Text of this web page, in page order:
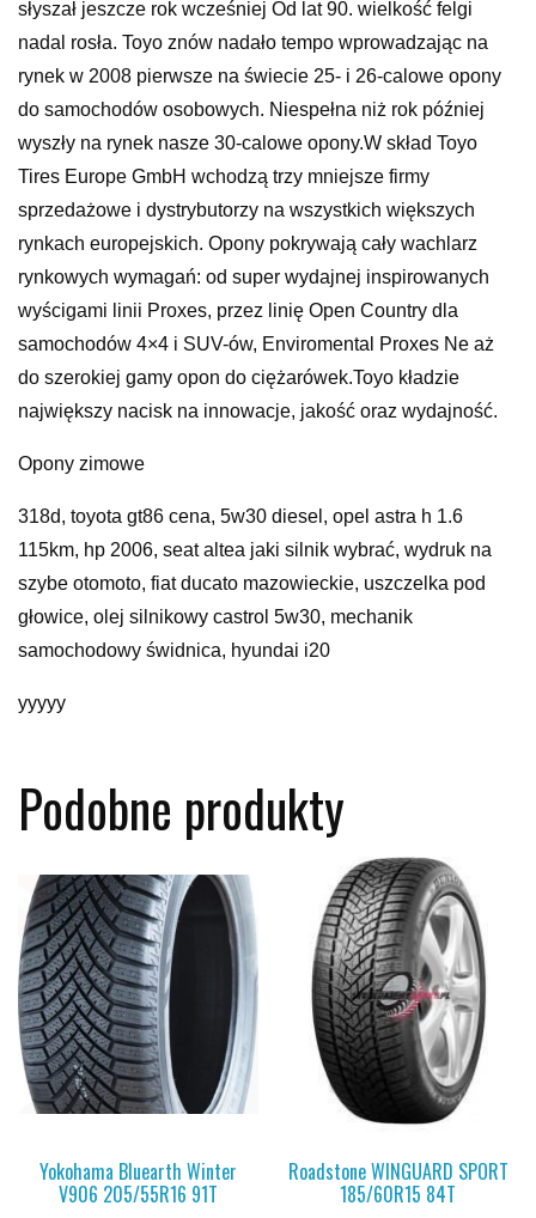
słyszał jeszcze rok wcześniej Od lat 90. wielkość felgi
nadal rosła. Toyo znów nadało tempo wprowadzając na
rynek w 2008 pierwsze na świecie 25- i 26-calowe opony
do samochodów osobowych. Niespełna niż rok później
wyszły na rynek nasze 30-calowe opony.W skład Toyo
Tires Europe GmbH wchodzą trzy mniejsze firmy
sprzedażowe i dystrybutorzy na wszystkich większych
rynkach europejskich. Opony pokrywają cały wachlarz
rynkowych wymagań: od super wydajnej inspirowanych
wyścigami linii Proxes, przez linię Open Country dla
samochodów 4×4 i SUV-ów, Enviromental Proxes Ne aż
do szerokiej gamy opon do ciężarówek.Toyo kładzie
największy nacisk na innowacje, jakość oraz wydajność.
Opony zimowe
318d, toyota gt86 cena, 5w30 diesel, opel astra h 1.6
115km, hp 2006, seat altea jaki silnik wybrać, wydruk na
szybe otomoto, fiat ducato mazowieckie, uszczelka pod
głowice, olej silnikowy castrol 5w30, mechanik
samochodowy świdnica, hyundai i20
yyyyy
Podobne produkty
Yokohama Bluearth Winter
V906 205/55R16 91T
Roadstone WINGUARD SPORT
185/60R15 84T